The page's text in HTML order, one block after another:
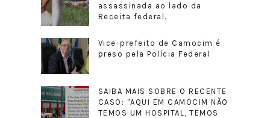
assassinada ao lado da
Receita federal.
Vice-prefeito de Camocim é
preso pela Polícia Federal
SAIBA MAIS SOBRE O RECENTE
CASO: "AQUI EM CAMOCIM NÃO
TEMOS UM HOSPITAL, TEMOS